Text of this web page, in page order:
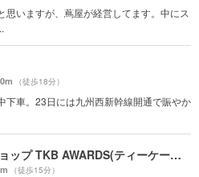
思いますが、蔦屋が経営してます。中にス
（徒歩18分）
下車。23日には九州西新幹線開通で賑やか
武雄バーガーショップ TKB AWARDS(ティーケービーアワーズ)
（徒歩15分）